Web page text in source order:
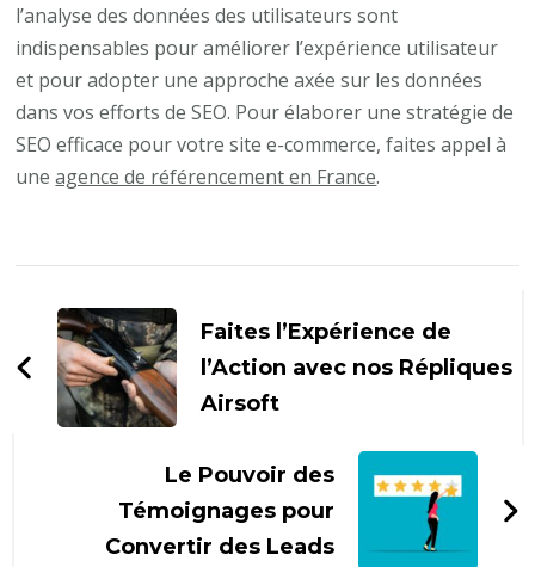
l’analyse des données des utilisateurs sont
indispensables pour améliorer l’expérience utilisateur
et pour adopter une approche axée sur les données
dans vos efforts de SEO. Pour élaborer une stratégie de
SEO efficace pour votre site e-commerce, faites appel à
uneagence de référencement en France.
d'article
Faites l’Expérience de
l’Action avec nos Répliques
Airsoft
Le Pouvoir des
Témoignages pour
Convertir des Leads